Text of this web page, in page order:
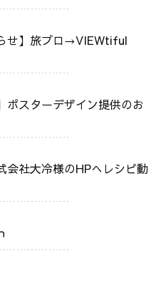
せ】旅プロ→VIEWtiful
ポスターデザイン提供のお
社大冷様のHPへレシピ動